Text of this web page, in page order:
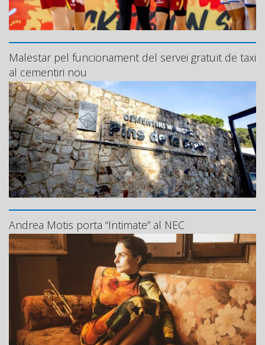
Malestar pel funcionament del servei gratuït de taxi
al cementiri nou
Andrea Motis porta “Intimate” al NEC